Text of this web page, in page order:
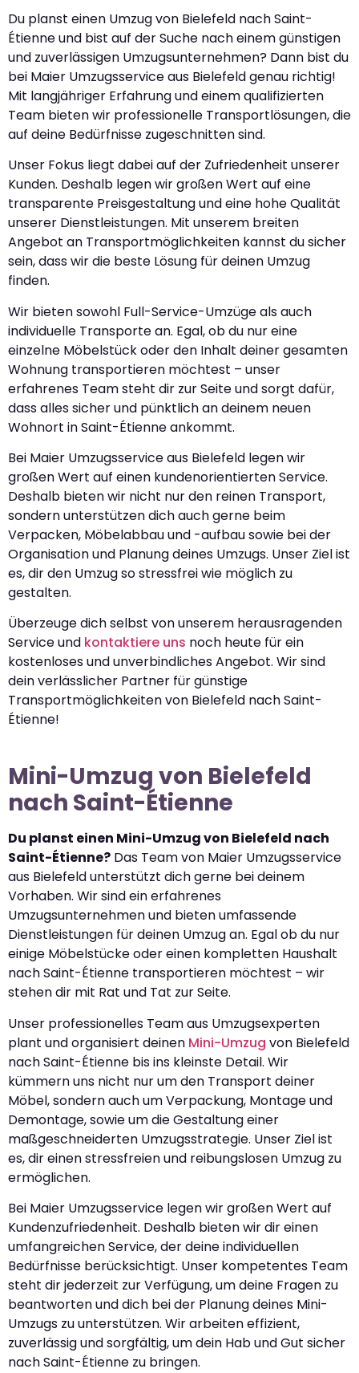
Du planst einen Umzug von Bielefeld nach Saint-
Étienne und bist auf der Suche nach einem günstigen
und zuverlässigen Umzugsunternehmen? Dann bist du
bei Maier Umzugsservice aus Bielefeld genau richtig!
Mit langjähriger Erfahrung und einem qualifizierten
Team bieten wir professionelle Transportlösungen, die
auf deine Bedürfnisse zugeschnitten sind.
Unser Fokus liegt dabei auf der Zufriedenheit unserer
Kunden. Deshalb legen wir großen Wert auf eine
transparente Preisgestaltung und eine hohe Qualität
unserer Dienstleistungen. Mit unserem breiten
Angebot an Transportmöglichkeiten kannst du sicher
sein, dass wir die beste Lösung für deinen Umzug
finden.
Wir bieten sowohl Full-Service-Umzüge als auch
individuelle Transporte an. Egal, ob du nur eine
einzelne Möbelstück oder den Inhalt deiner gesamten
Wohnung transportieren möchtest – unser
erfahrenes Team steht dir zur Seite und sorgt dafür,
dass alles sicher und pünktlich an deinem neuen
Wohnort in Saint-Étienne ankommt.
Bei Maier Umzugsservice aus Bielefeld legen wir
großen Wert auf einen kundenorientierten Service.
Deshalb bieten wir nicht nur den reinen Transport,
sondern unterstützen dich auch gerne beim
Verpacken, Möbelabbau und -aufbau sowie bei der
Organisation und Planung deines Umzugs. Unser Ziel ist
es, dir den Umzug so stressfrei wie möglich zu
gestalten.
Überzeuge dich selbst von unserem herausragenden
Service und kontaktiere uns noch heute für ein
kostenloses und unverbindliches Angebot. Wir sind
dein verlässlicher Partner für günstige
Transportmöglichkeiten von Bielefeld nach Saint-
Étienne!
Mini-Umzug von Bielefeld
nach Saint-Étienne
Du planst einen Mini-Umzug von Bielefeld nach
Saint-Étienne? Das Team von Maier Umzugsservice
aus Bielefeld unterstützt dich gerne bei deinem
Vorhaben. Wir sind ein erfahrenes
Umzugsunternehmen und bieten umfassende
Dienstleistungen für deinen Umzug an. Egal ob du nur
einige Möbelstücke oder einen kompletten Haushalt
nach Saint-Étienne transportieren möchtest – wir
stehen dir mit Rat und Tat zur Seite.
Unser professionelles Team aus Umzugsexperten
plant und organisiert deinen Mini-Umzug von Bielefeld
nach Saint-Étienne bis ins kleinste Detail. Wir
kümmern uns nicht nur um den Transport deiner
Möbel, sondern auch um Verpackung, Montage und
Demontage, sowie um die Gestaltung einer
maßgeschneiderten Umzugsstrategie. Unser Ziel ist
es, dir einen stressfreien und reibungslosen Umzug zu
ermöglichen.
Bei Maier Umzugsservice legen wir großen Wert auf
Kundenzufriedenheit. Deshalb bieten wir dir einen
umfangreichen Service, der deine individuellen
Bedürfnisse berücksichtigt. Unser kompetentes Team
steht dir jederzeit zur Verfügung, um deine Fragen zu
beantworten und dich bei der Planung deines Mini-
Umzugs zu unterstützen. Wir arbeiten effizient,
zuverlässig und sorgfältig, um dein Hab und Gut sicher
nach Saint-Étienne zu bringen.